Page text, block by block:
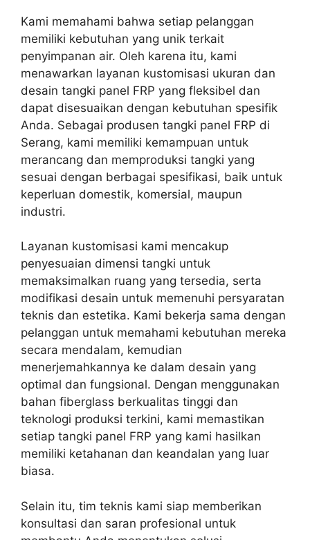
Kami memahami bahwa setiap pelanggan
memiliki kebutuhan yang unik terkait
penyimpanan air. Oleh karena itu, kami
menawarkan layanan kustomisasi ukuran dan
desain tangki panel FRP yang fleksibel dan
dapat disesuaikan dengan kebutuhan spesifik
Anda. Sebagai produsen tangki panel FRP di
Serang, kami memiliki kemampuan untuk
merancang dan memproduksi tangki yang
sesuai dengan berbagai spesifikasi, baik untuk
keperluan domestik, komersial, maupun
industri.
Layanan kustomisasi kami mencakup
penyesuaian dimensi tangki untuk
memaksimalkan ruang yang tersedia, serta
modifikasi desain untuk memenuhi persyaratan
teknis dan estetika. Kami bekerja sama dengan
pelanggan untuk memahami kebutuhan mereka
secara mendalam, kemudian
menerjemahkannya ke dalam desain yang
optimal dan fungsional. Dengan menggunakan
bahan fiberglass berkualitas tinggi dan
teknologi produksi terkini, kami memastikan
setiap tangki panel FRP yang kami hasilkan
memiliki ketahanan dan keandalan yang luar
biasa.
Selain itu, tim teknis kami siap memberikan
konsultasi dan saran profesional untuk